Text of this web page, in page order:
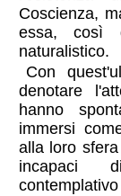
Coscienza,
essa, così
naturalistico.
Con
denotare
hanno
immersi
alla loro
incapaci